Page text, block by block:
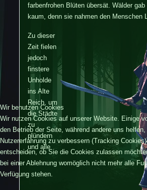
farbenfrohen Blüten übersät. Wälder gab
kaum, denn sie nahmen den Menschen
Zu dieser
Zeit fielen
jedoch
finstere
Unholde
ins Alte
Reich, um
die Städte
zu
plündern
und alle
Wir benutzen Cookies
Wir nutzen Cookies auf unserer Website. Einige
den Betrieb der Seite, während andere uns
Nutzererfahrung zu verbessern (Tracking
entscheiden, ob Sie die Cookies zulassen
bei einer Ablehnung womöglich nicht mehr alle
Verfügung stehen.